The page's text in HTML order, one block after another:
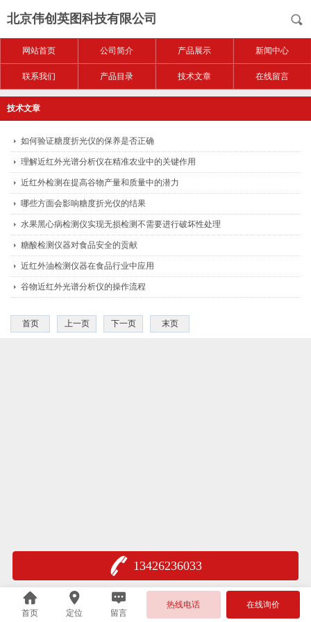
北京伟创英图科技有限公司
网站首页 公司简介 产品展示 新闻中心
联系我们 产品目录 技术文章 在线留言
技术文章
如何验证糖度折光仪的保养是否正确
理解近红外光谱分析仪在精准农业中的关键作用
近红外检测在提高谷物产量和质量中的潜力
哪些方面会影响糖度折光仪的结果
水果黑心病检测仪实现无损检测不需要进行破坏性处理
糖酸检测仪器对食品安全的贡献
近红外油检测仪器在食品行业中应用
谷物近红外光谱分析仪的操作流程
首页 上一页 下一页 末页
13426236033
首页 定位 留言
热线电话 在线询价